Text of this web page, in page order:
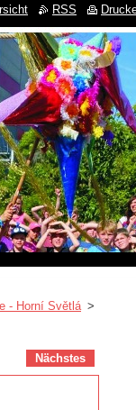
- Horní Světlá >
Nächstes
RSS